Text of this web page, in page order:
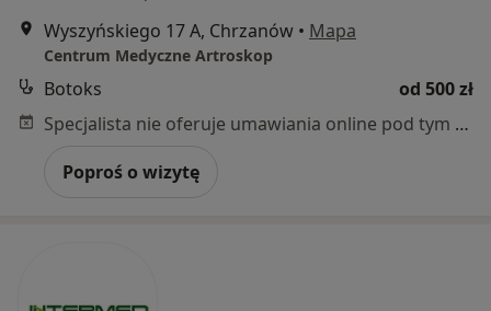
Wyszyńskiego 17 A, Chrzanów • Mapa
Centrum Medyczne Artroskop
Botoks
od 500 zł
Specjalista nie oferuje umawiania online pod tym adresem.
Poproś o wizytę